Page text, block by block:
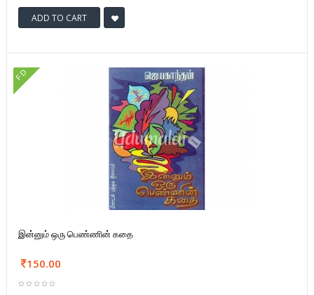
ADD TO CART
FD
இன்னும் ஒரு பெண்ணின் கதை
150.00